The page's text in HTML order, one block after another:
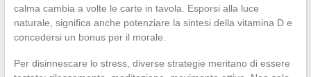
calma cambia a volte le carte in tavola. Esporsi alla luce
naturale, significa anche potenziare la sintesi della vitamina D e
concedersi un bonus per il morale.
Per disinnescare lo stress, diverse strategie meritano di essere